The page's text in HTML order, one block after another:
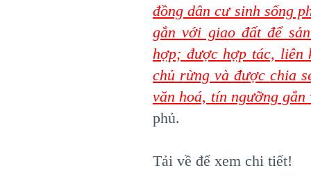
đồng dân cư sinh sống
gắn với giao đất để
hợp; được hợp tác, liên
chủ rừng và được chia
văn hoá, tín ngưỡng
phủ.
Tải về để xem chi tiết!